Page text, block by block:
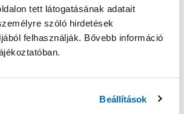
tett látogatásának adatait
szóló hirdetések
felhasználják. Bővebb információ
Beállítások